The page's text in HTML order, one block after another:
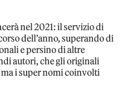
nel 2021: il servizio di
dell’anno, superando di
e persino di altre
autori, che gli originali
i super nomi coinvolti